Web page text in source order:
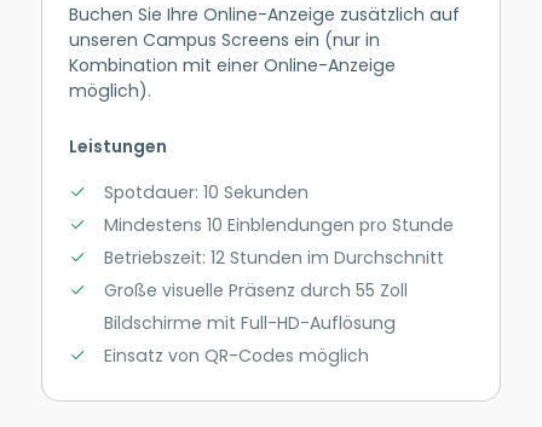
Buchen Sie Ihre Online-Anzeige zusätzlich auf
unseren Campus Screens ein (nur in
Kombination mit einer Online-Anzeige
möglich).
Leistungen
Spotdauer: 10 Sekunden
Mindestens 10 Einblendungen pro Stunde
Betriebszeit: 12 Stunden im Durchschnitt
Große visuelle Präsenz durch 55 Zoll
Bildschirme mit Full-HD-Auflösung
Einsatz von QR-Codes möglich